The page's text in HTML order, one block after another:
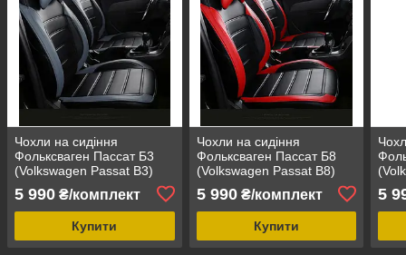
Чохли на сидіння
Фольксваген Пассат Б3
(Volkswagen Passat B3)
авточохли екошкіра
аригона
5 990 ₴/комплект
Купити
Чохли на сидіння
Фольксваген Пассат Б8
(Volkswagen Passat B8)
авточохли екошкіра
арігона
5 990₴/комплект
Купити
5